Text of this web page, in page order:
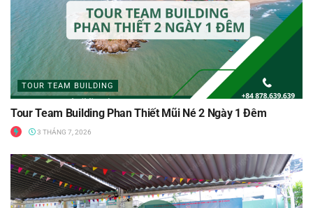
TOUR TEAM BUILDING
Tour Team Building Phan Thiết Mũi Né 2 Ngày 1 Đêm
3 THÁNG 7, 2026